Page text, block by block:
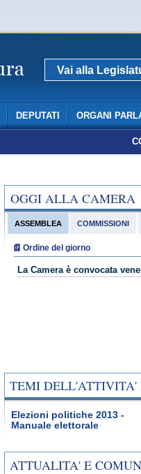
Vai alla
DEPUTATI ORGANI
OGGI ALLA CAMERA
ASSEMBLEA
Ordine del giorno
La Camera è convocata
COMMISSIONI
TEMI DELL'ATTIVITA'
Elezioni politiche 2013 -
Manuale elettorale
ATTUALITA' E